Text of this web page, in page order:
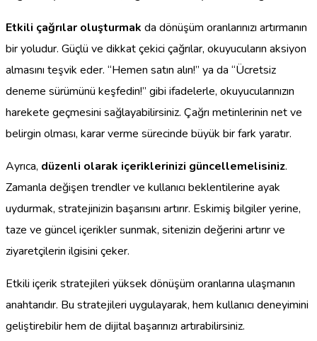
Etkili çağrılar oluşturmak da dönüşüm oranlarınızı artırmanın
bir yoludur. Güçlü ve dikkat çekici çağrılar, okuyucuların aksiyon
almasını teşvik eder. “Hemen satın alın!” ya da “Ücretsiz
deneme sürümünü keşfedin!” gibi ifadelerle, okuyucularınızın
harekete geçmesini sağlayabilirsiniz. Çağrı metinlerinin net ve
belirgin olması, karar verme sürecinde büyük bir fark yaratır.
Ayrıca, düzenli olarak içeriklerinizi güncellemelisiniz.
Zamanla değişen trendler ve kullanıcı beklentilerine ayak
uydurmak, stratejinizin başarısını artırır. Eskimiş bilgiler yerine,
taze ve güncel içerikler sunmak, sitenizin değerini artırır ve
ziyaretçilerin ilgisini çeker.
Etkili içerik stratejileri yüksek dönüşüm oranlarına ulaşmanın
anahtarıdır. Bu stratejileri uygulayarak, hem kullanıcı deneyimini
geliştirebilir hem de dijital başarınızı artırabilirsiniz.